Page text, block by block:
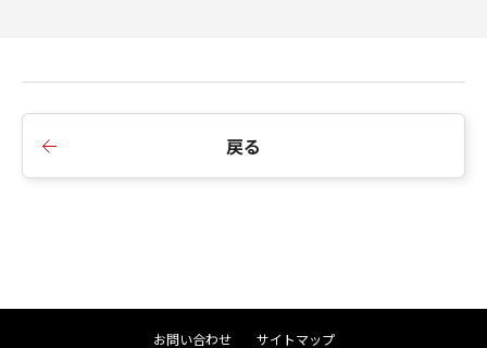
を変更しました。
2.インストーラーの探索時にSNMPコミュニティ名
戻る
お問い合わせ サイトマップ